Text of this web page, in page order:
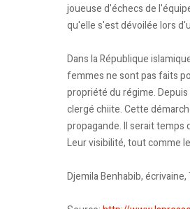
joueuse d'échecs de
qu'elle s'est dévoilée lors
Dans la République
femmes ne sont pas faits
propriété du régime.
clergé chiite. Cette
propagande. Il serait temps
Leur visibilité, tout comme
Djemila Benhabib,